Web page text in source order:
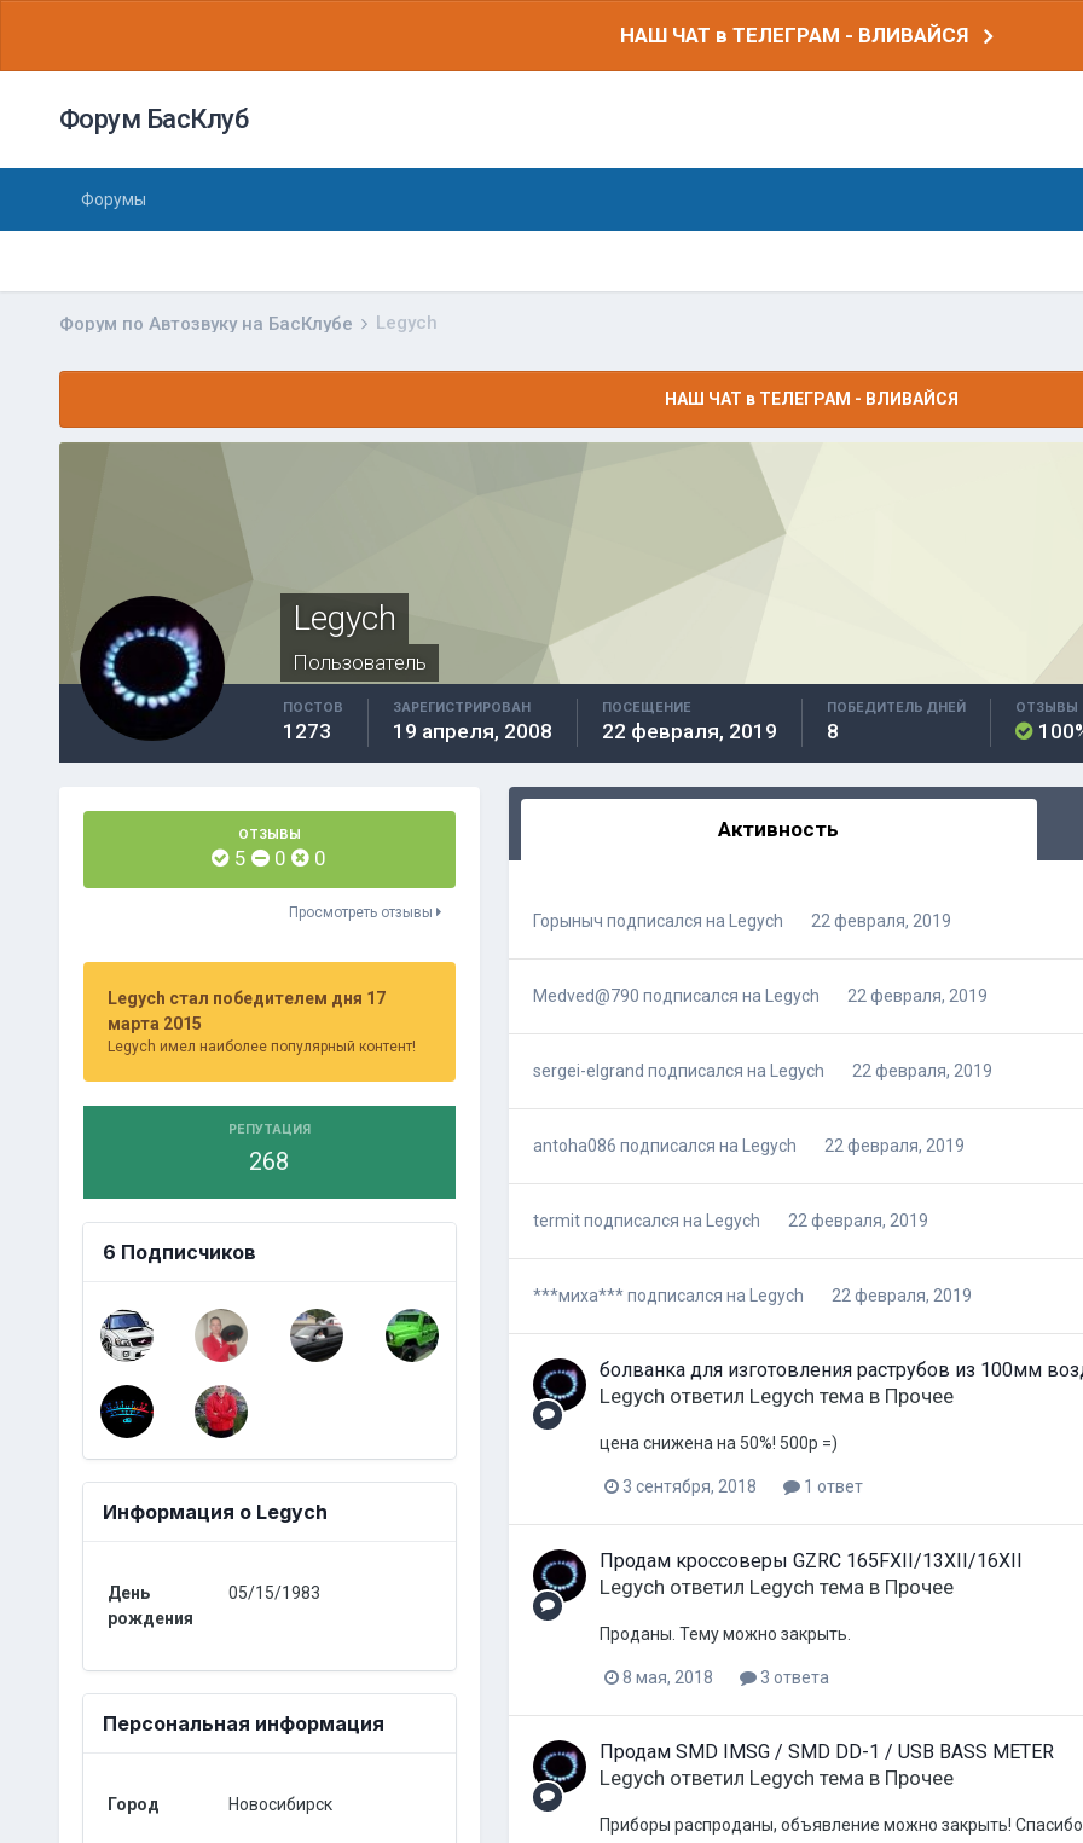
НАШ ЧАТ в ТЕЛЕГРАМ - ВЛИВАЙСЯ
Форум БасКлуб
Форумы
Форум по Автозвуку на БасКлубе Legych
НАШ ЧАТ в ТЕЛЕГРАМ - ВЛИВАЙСЯ
Legych
Пользователь
ПОСТОВ
1273
ЗАРЕГИСТРИРОВАН
19 апреля, 2008
ПОСЕЩЕНИЕ
22 февраля, 2019
ПОБЕДИТЕЛЬ ДНЕЙ
8
ОТЗЫВЫ
ОТЗЫВЫ
5 0 0
Просмотреть отзывы
Legych стал победителем дня 17
марта 2015
Legych имел наиболее популярный контент!
РЕПУТАЦИЯ
268
6 Подписчиков
Информация о Legych
День
рождения
05/15/1983
Персональная информация
Город Новосибирск
Активность
Горыныч подписался на Legych 22 февраля, 2019
Medved@790 подписался на Legych 22 февраля, 2019
sergei-elgrand подписался на Legych 22 февраля, 2019
antoha086 подписался на Legych 22 февраля, 2019
termitподписался на Legych 22 февраля, 2019
***миха***подписался на Legych 22 февраля, 2019
болванка для изготовления раструбов из 100мм
Legych ответил Legych тема в Прочее
цена снижена на 50%! 500р =)
3 сентября, 2018 1 ответ
Продам кроссоверы GZRC 165FXII/13XII/16XII
Legych ответил Legych тема в Прочее
Проданы. Тему можно закрыть.
8 мая, 2018 3 ответа
Продам SMD IMSG / SMD DD-1 / USB BASS METER
Legych ответил Legych тема в Прочее
Приборы распроданы, объявление можно закрыть!